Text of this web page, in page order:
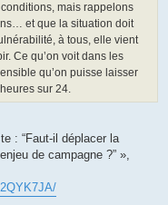
mais rappelons
et que la situation doit
à tous, elle vient
Ce qu’on voit dans les
qu’on puisse laisser
sur 24.
: “Faut-il déplacer la
de campagne ?” »,